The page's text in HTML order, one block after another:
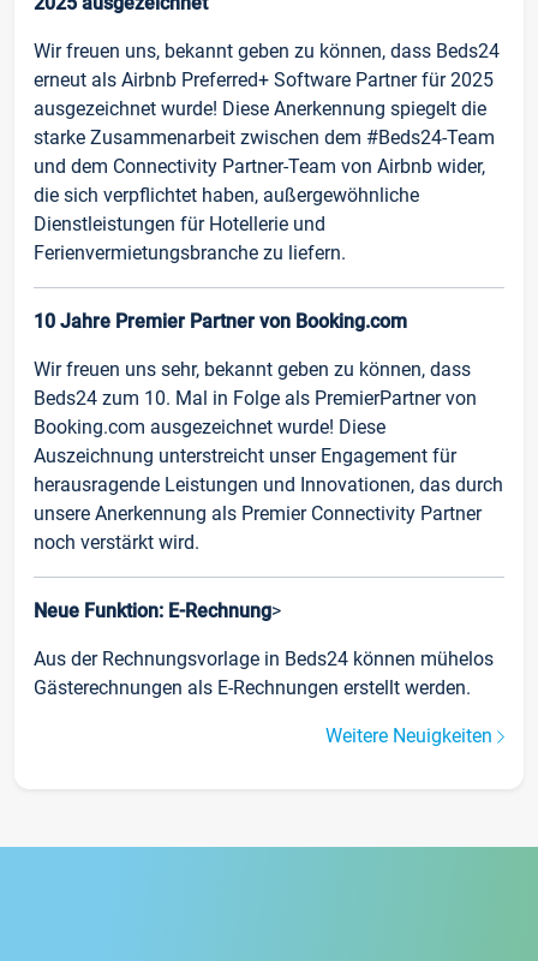
Wir freuen uns, bekannt geben zu können, dass Beds24
erneut als Airbnb Preferred+ Software Partner für 2025
ausgezeichnet wurde! Diese Anerkennung spiegelt die
starke Zusammenarbeit zwischen dem #Beds24-Team
und dem Connectivity Partner-Team von Airbnb wider,
die sich verpflichtet haben, außergewöhnliche
Dienstleistungen für Hotellerie und
Ferienvermietungsbranche zu liefern.
10 Jahre Premier Partner von Booking.com
Wir freuen uns sehr, bekannt geben zu können, dass
Beds24 zum 10. Mal in Folge als PremierPartner von
Booking.com ausgezeichnet wurde! Diese
Auszeichnung unterstreicht unser Engagement für
herausragende Leistungen und Innovationen, das durch
unsere Anerkennung als Premier Connectivity Partner
noch verstärkt wird.
Neue Funktion: E-Rechnung>
Aus der Rechnungsvorlage in Beds24 können mühelos
Gästerechnungen als E-Rechnungen erstellt werden.
Weitere Neuigkeiten